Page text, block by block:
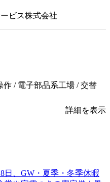
ビス株式会社
/ 電子部品系工場 / 交替
詳細を表示